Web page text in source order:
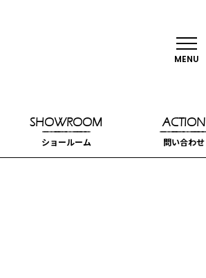
MENU
SHOWROOM
ショールーム
ACTION
問い合わせ